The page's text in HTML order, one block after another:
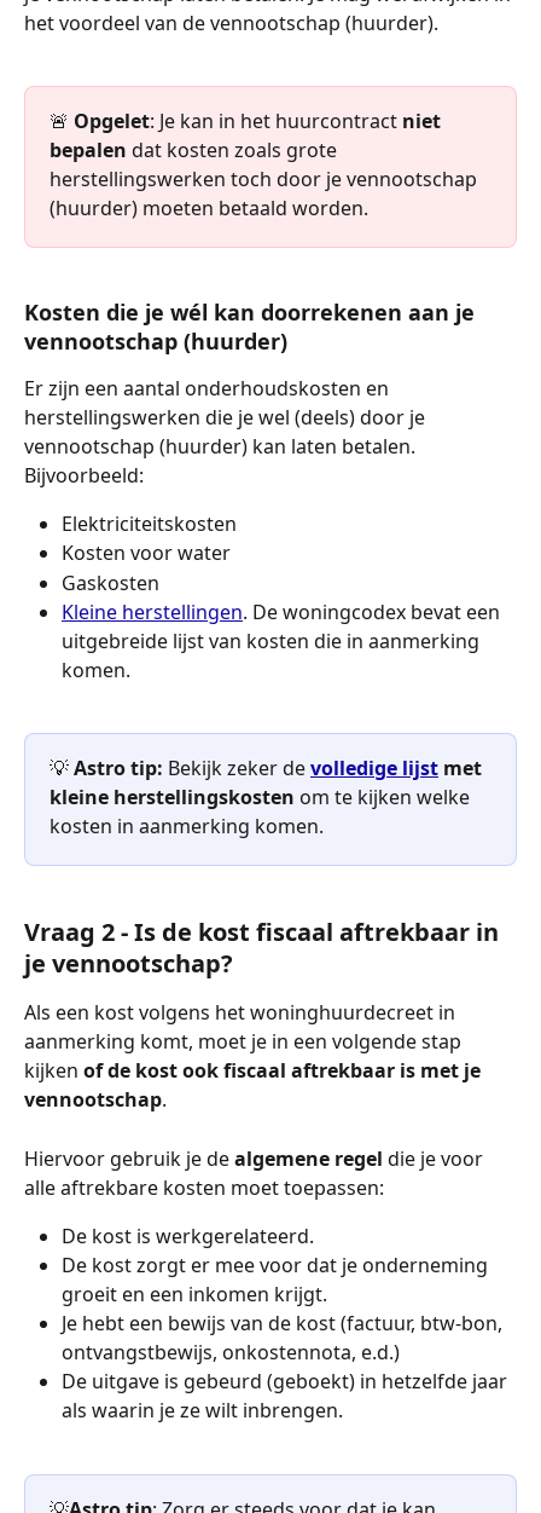
het voordeel van de vennootschap (huurder).
🚨 Opgelet: Je kan in het huurcontract niet
bepalen dat kosten zoals grote
herstellingswerken toch door je vennootschap
(huurder) moeten betaald worden.
Kosten die je wél kan doorrekenen aan je
vennootschap (huurder)
Er zijn een aantal onderhoudskosten en
herstellingswerken die je wel (deels) door je
vennootschap (huurder) kan laten betalen.
Bijvoorbeeld:
Elektriciteitskosten
Kosten voor water
Gaskosten
Kleine herstellingen. De woningcodex bevat een
uitgebreide lijst van kosten die in aanmerking
komen.
💡 Astro tip: Bekijk zeker de volledige lijst met
kleine herstellingskosten om te kijken welke
kosten in aanmerking komen.
Vraag 2 - Is de kost fiscaal aftrekbaar in
je vennootschap?
Als een kost volgens het woninghuurdecreet in
aanmerking komt, moet je in een volgende stap
kijken of de kost ook fiscaal aftrekbaar is met je
vennootschap.
Hiervoor gebruik je de algemene regel die je voor
alle aftrekbare kosten moet toepassen:
De kost is werkgerelateerd.
De kost zorgt er mee voor dat je onderneming
groeit en een inkomen krijgt.
Je hebt een bewijs van de kost (factuur, btw-bon,
ontvangstbewijs, onkostennota, e.d.)
De uitgave is gebeurd (geboekt) in hetzelfde jaar
als waarin je ze wilt inbrengen.